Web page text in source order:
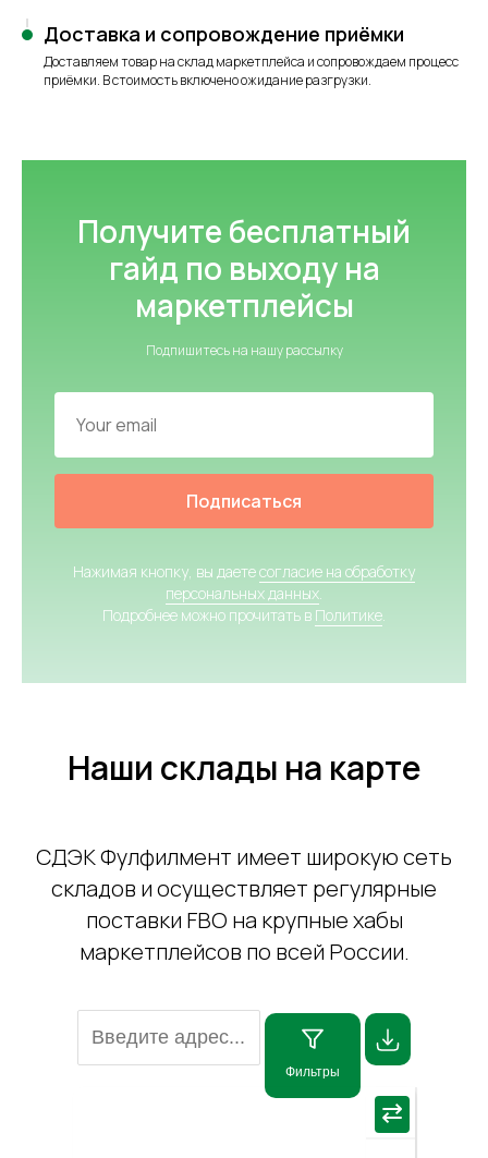
Доставка и сопровождение приёмки
Доставляем товар на склад маркетплейса и сопровождаем процесс
приёмки. В стоимость включено ожидание разгрузки.
Получите бесплатный
гайд по выходу на
маркетплейсы
Подпишитесь на нашу рассылку
Подписаться
Нажимая кнопку, вы даетесогласие на обработку
персональных данных
Подробнее можно прочитать в Политике
Наши склады на карте
СДЭК Фулфилмент имеет широкую сеть
складов и осуществляет регулярные
поставки FBO на крупные хабы
маркетплейсов по всей России.
Фильтры
×
⇄